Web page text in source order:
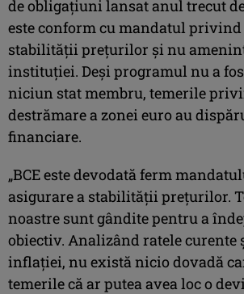
de obligaţiuni lansat anul trecut
este conform cu mandatul
stabilităţii preţurilor şi nu
instituţiei. Deşi programul nu a
niciun stat membru, temerile
destrămare a zonei euro au
financiare.
„BCE este devodată ferm
asigurare a stabilităţii preţurilor.
noastre sunt gândite pentru a
obiectiv. Analizând ratele curente
inflaţiei, nu există nicio dovadă
temerile că ar putea avea loc o